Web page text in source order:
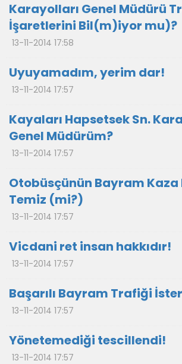
Karayolları Genel Müdürü
İşaretlerini Bil(m)iyor mu)?
13-11-2014 17:58
Uyuyamadım, yerim dar!
13-11-2014 17:57
Kayaları Hapsetsek Sn.
Genel Müdürüm?
13-11-2014 17:57
Otobüsçünün Bayram Kaza
Temiz (mi?)
13-11-2014 17:57
Vicdani ret insan hakkıdır!
13-11-2014 17:57
Başarılı Bayram Trafiği
13-11-2014 17:57
Yönetemediği tescillendi!
13-11-2014 17:57